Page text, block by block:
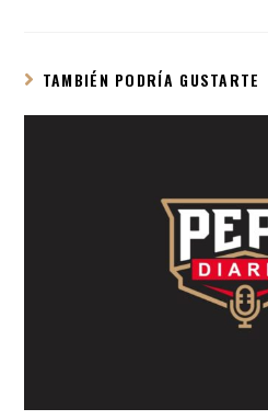
TAMBIÉN PODRÍA GUSTARTE